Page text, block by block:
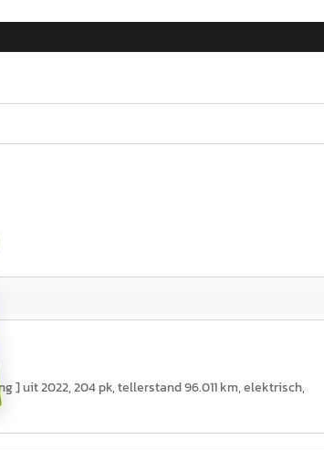
] uit 2022, 204 pk, tellerstand 96.011 km, elektrisch,